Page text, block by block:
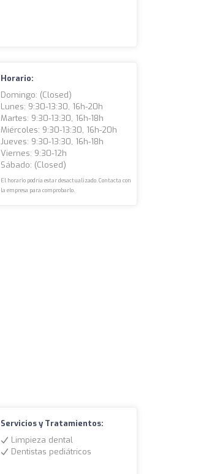
Horario:
Domingo: (closed)
Lunes: 9:30-13:30, 16h-20h
Martes: 9:30-13:30, 16h-18h
Miércoles: 9:30-13:30, 16h-20h
Jueves: 9:30-13:30, 16h-18h
Viernes: 9:30-12h
Sábado: (closed)
El horario podría estar desactualizado. Contacta con
la empresa para comprobarlo.
Servicios y Tratamientos:
Limpieza dental
Dentistas pediátricos